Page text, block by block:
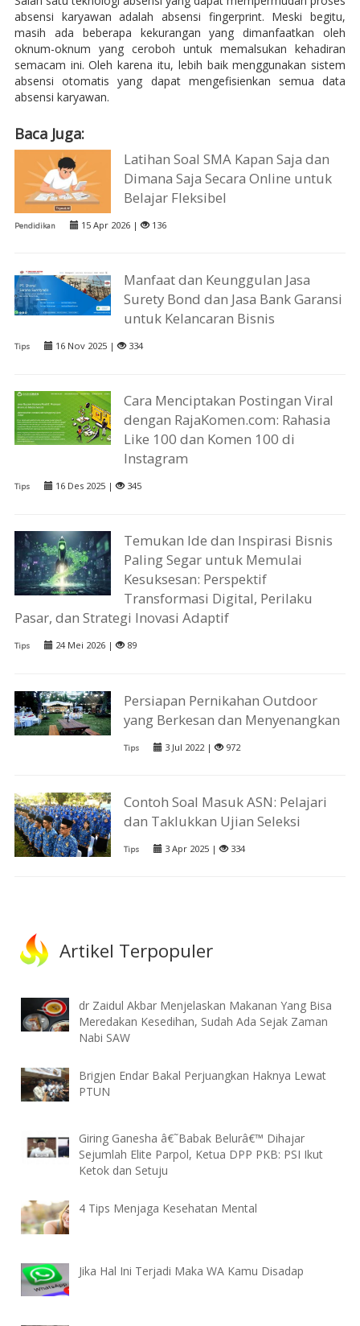
absensi karyawan adalah absensi fingerprint. Meski begitu,
masih ada beberapa kekurangan yang dimanfaatkan oleh
oknum-oknum yang ceroboh untuk memalsukan kehadiran
semacam ini. Oleh karena itu, lebih baik menggunakan sistem
absensi otomatis yang dapat mengefisienkan semua data
absensi karyawan.
Baca Juga:
Latihan Soal SMA Kapan Saja dan
Dimana Saja Secara Online untuk
Belajar Fleksibel
Pendidikan 15 Apr 2026 | 136
Manfaat dan Keunggulan Jasa
Surety Bond dan Jasa Bank Garansi
untuk Kelancaran Bisnis
Tips 16 Nov 2025 | 334
Cara Menciptakan Postingan Viral
dengan RajaKomen.com: Rahasia
Like 100 dan Komen 100 di
Instagram
Tips 16 Des 2025 | 345
Temukan Ide dan Inspirasi Bisnis
Paling Segar untuk Memulai
Kesuksesan: Perspektif
Transformasi Digital, Perilaku
Pasar, dan Strategi Inovasi Adaptif
Tips 24 Mei 2026 | 89
Persiapan Pernikahan Outdoor
yang Berkesan dan Menyenangkan
Tips 3 Jul 2022 | 972
Contoh Soal Masuk ASN: Pelajari
dan Taklukkan Ujian Seleksi
Tips 3 Apr 2025 | 334
Artikel Terpopuler
dr Zaidul Akbar Menjelaskan Makanan Yang Bisa
Meredakan Kesedihan, Sudah Ada Sejak Zaman
Nabi SAW
Brigjen Endar Bakal Perjuangkan Haknya Lewat
PTUN
Giring Ganesha â€˜Babak Belurâ€™ Dihajar
Sejumlah Elite Parpol, Ketua DPP PKB: PSI Ikut
Ketok dan Setuju
4 Tips Menjaga Kesehatan Mental
Jika Hal Ini Terjadi Maka WA Kamu Disadap